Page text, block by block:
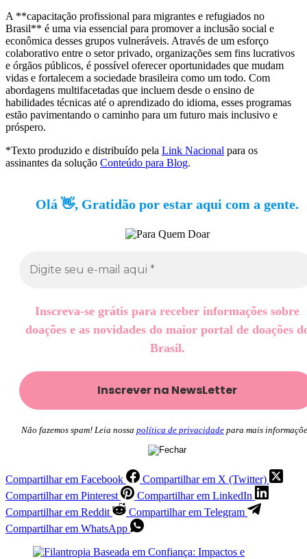
A **capacitação profissional para migrantes e refugiados no
Brasil** é uma via essencial para promover a inclusão social e
econômica desses grupos vulneráveis. Através de um esforço
colaborativo entre o setor privado, organizações sem fins lucrativos
e órgãos públicos, é possível oferecer oportunidades que mudam
vidas e fortalecem a sociedade brasileira como um todo. Com
abordagens multifacetadas que incluem desde o ensino de
habilidades técnicas até o aprendizado do idioma, esses programas
estão pavimentando o caminho para um futuro mais inclusivo e
próspero.
*Texto produzido e distribuído pela Link Nacional para os
assinantes da solução Conteúdo para Blog.
Olá 👋, Gratidão por estar aqui com a gente.
Inscreva-se grátis para receber informações sobre
doações e as novidades do maior portal de doações
Brasil.
Não fazemos spam! Leia nossa política de privacidade para mais
Compartilhar em Facebook
Compartilhar em X (Twitter)
Compartilhar em Pinterest
Compartilhar em LinkedIn
Compartilhar em Reddit
Compartilhar em Telegram
Compartilhar em WhatsApp